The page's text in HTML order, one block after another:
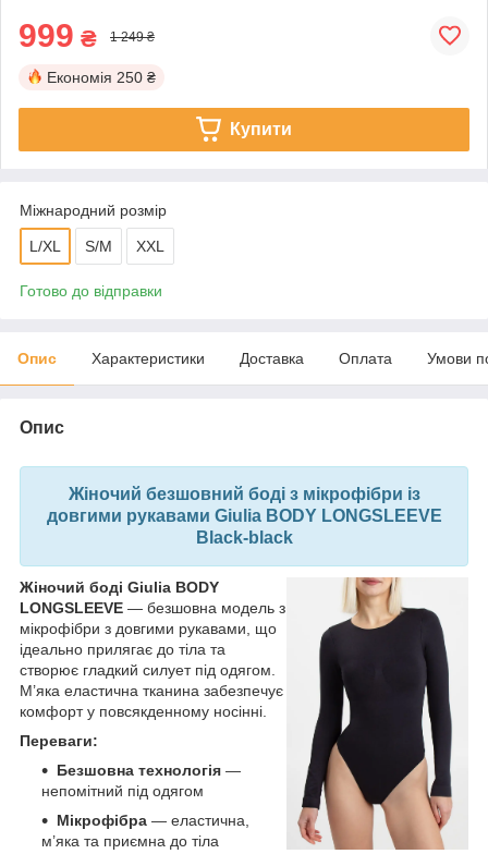
999 ₴ 1 249 ₴
Економія 250 ₴
Купити
Міжнародний розмір
L/XL S/M XXL
Готово до відправки
Опис Характеристики Доставка Оплата Умови
Опис
Жіночий безшовний боді з мікрофібри із
довгими рукавами Giulia BODY LONGSLEEVE
Black-black
Жіночий боді Giulia BODY
LONGSLEEVE — безшовна модель з
мікрофібри з довгими рукавами, що
ідеально прилягає до тіла та
створює гладкий силует під одягом.
М’яка еластична тканина забезпечує
комфорт у повсякденному носінні.
Переваги:
Безшовна технологія —
непомітний під одягом
Мікрофібра — еластична,
м’яка та приємна до тіла